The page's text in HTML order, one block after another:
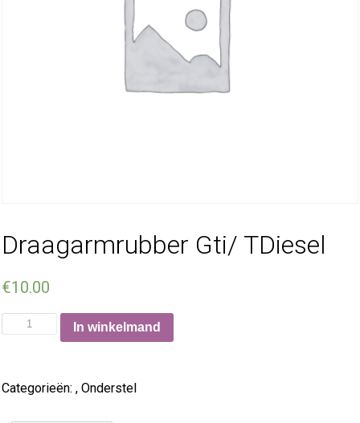
Draagarmrubber Gti/ TDiesel
€10.00
In winkelmand
Categorieën:,Onderstel